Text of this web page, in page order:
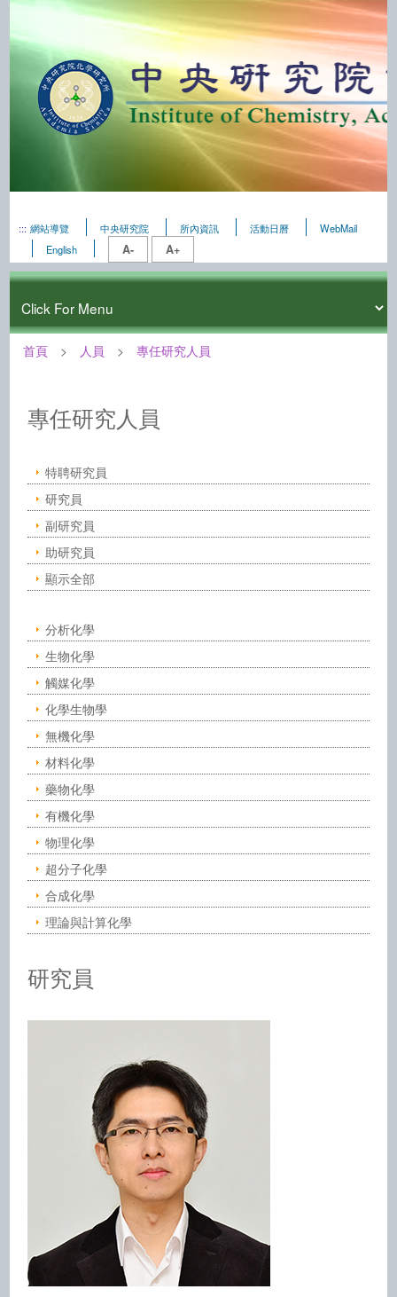
::: 網站導覽 中央研究院 所內資訊 活動日曆
WebMail
English
A- A+
首頁 人員 專任研究人員
中央研究院化學研究所－人員
專任研究人員
特聘研究員
研究員
副研究員
助研究員
顯示全部
分析化學
生物化學
觸媒化學
化學生物學
無機化學
材料化學
藥物化學
有機化學
物理化學
超分子化學
合成化學
理論與計算化學
研究員